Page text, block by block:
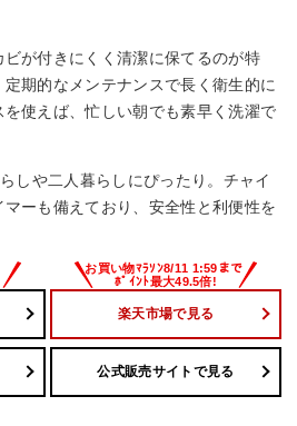
が付きにくく清潔に保てるのが特
期的なメンテナンスで長く衛生的に
使えば、忙しい朝でも素早く洗濯で
しや二人暮らしにぴったり。チャイ
ーも備えており、安全性と利便性を
楽天市場で見る
公式販売サイトで見る